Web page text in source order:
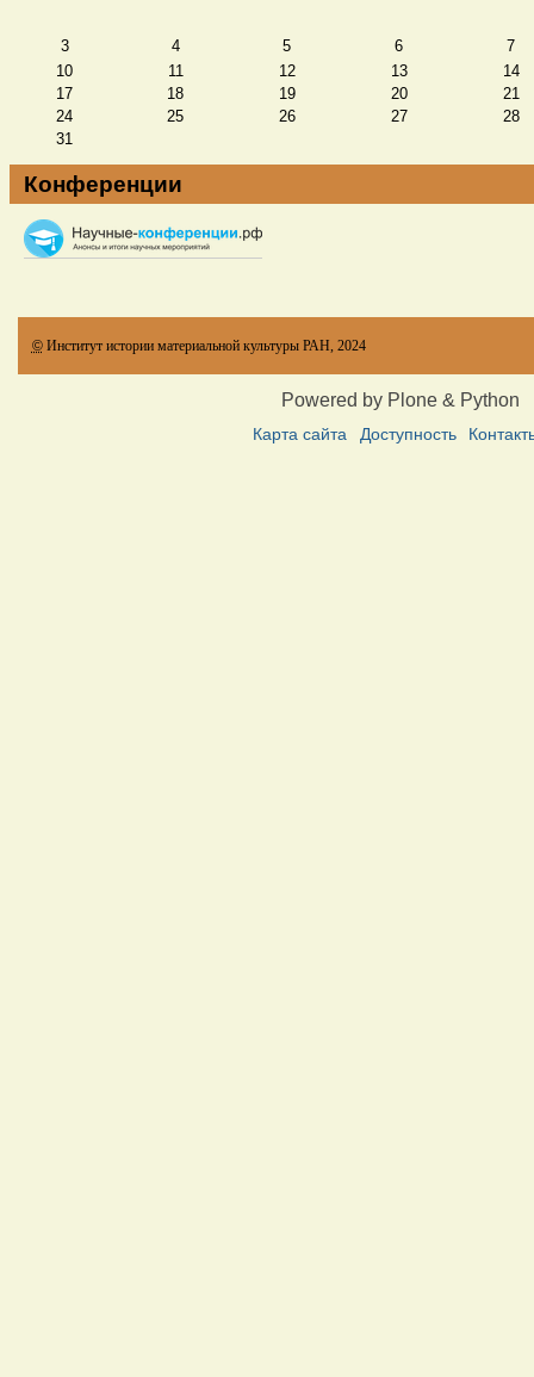
3 4 5 6
7
10
11 12 13
14
17
18 19 20
21
24
25 26 27
28
31
Конференции
© Институт истории материальной культуры РАН, 2024
Powered by Plone & Python
Карта сайта Доступность